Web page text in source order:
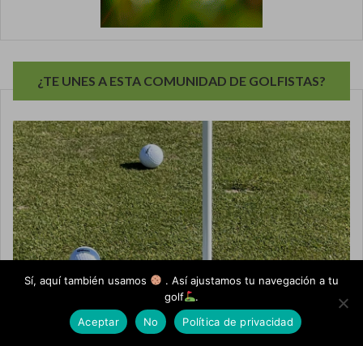
¿TE UNES A ESTA COMUNIDAD DE GOLFISTAS?
Sí, aquí también usamos
. Así ajustamos tu navegación a tu
golf
.
Aceptar
No Política de privacidad